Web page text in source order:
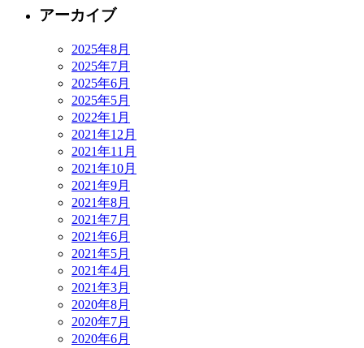
アーカイブ
2025年8月
2025年7月
2025年6月
2025年5月
2022年1月
2021年12月
2021年11月
2021年10月
2021年9月
2021年8月
2021年7月
2021年6月
2021年5月
2021年4月
2021年3月
2020年8月
2020年7月
2020年6月